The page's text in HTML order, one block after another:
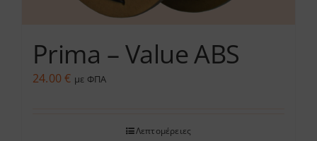
Prima – Value ABS
24.00€ με ΦΠΑ
Λεπτομέρειες